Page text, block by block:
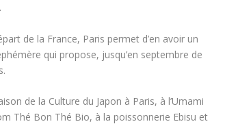
de la France, Paris permet d’en avoir un
qui propose, jusqu’en septembre de
de la Culture du Japon à Paris, à l’Umami
Thé Bon Thé Bio, à la poissonnerie Ebisu et